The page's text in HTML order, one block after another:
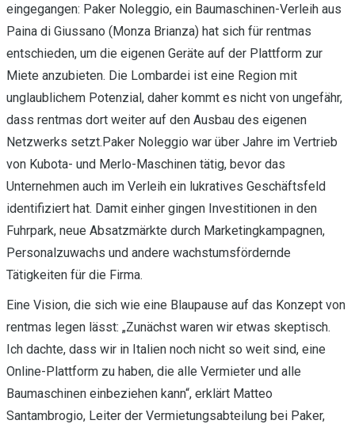
eingegangen: Paker Noleggio, ein Baumaschinen-Verleih aus
Paina di Giussano (Monza Brianza) hat sich für rentmas
entschieden, um die eigenen Geräte auf der Plattform zur
Miete anzubieten. Die Lombardei ist eine Region mit
unglaublichem Potenzial, daher kommt es nicht von ungefähr,
dass rentmas dort weiter auf den Ausbau des eigenen
Netzwerks setzt.Paker Noleggio war über Jahre im Vertrieb
von Kubota- und Merlo-Maschinen tätig, bevor das
Unternehmen auch im Verleih ein lukratives Geschäftsfeld
identifiziert hat. Damit einher gingen Investitionen in den
Fuhrpark, neue Absatzmärkte durch Marketingkampagnen,
Personalzuwachs und andere wachstumsfördernde
Tätigkeiten für die Firma.
Eine Vision, die sich wie eine Blaupause auf das Konzept von
rentmas legen lässt: „Zunächst waren wir etwas skeptisch.
Ich dachte, dass wir in Italien noch nicht so weit sind, eine
Online-Plattform zu haben, die alle Vermieter und alle
Baumaschinen einbeziehen kann“, erklärt Matteo
Santambrogio, Leiter der Vermietungsabteilung bei Paker,